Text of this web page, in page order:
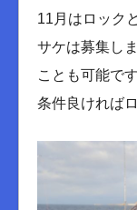
11月はロック
サケは募集し
ことも可能で
条件良ければ